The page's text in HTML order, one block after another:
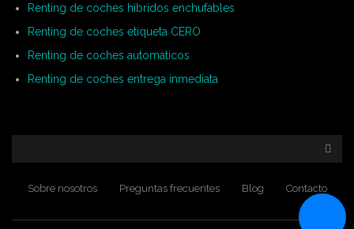
Renting de coches híbridos enchufables
Renting de coches etiqueta CERO
Renting de coches automáticos
Renting de coches entrega inmediata
Sobre nosotros Preguntas frecuentes Blog Contacto